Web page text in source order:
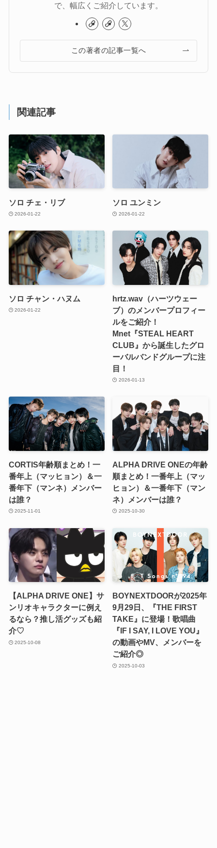
で、幅広くご紹介しています。
この著者の記事一覧へ
関連記事
ソロ チェ・リブ
2026-01-22
ソロ ユンミン
2026-01-22
ソロ チャン・ハヌム
2026-01-22
hrtz.wav（ハーツウェー
ブ）のメンバープロフィー
ルをご紹介！
Mnet『STEAL HEART
CLUB』から誕生したグロ
ーバルバンドグループに注
目！
2026-01-13
CORTIS年齢順まとめ！一
番年上（マッヒョン）＆一
番年下（マンネ）メンバー
は誰？
2025-11-01
ALPHA DRIVE ONEの年齢
順まとめ！一番年上（マッ
ヒョン）＆一番年下（マン
ネ）メンバーは誰？
2025-10-30
【ALPHA DRIVE ONE】サ
ンリオキャラクターに例え
るなら？推し活グッズも紹
介♡
2025-10-08
BOYNEXTDOORが2025年
9月29日、『THE FIRST
TAKE』に登場！歌唱曲
『IF I SAY, I LOVE YOU』
の動画やMV、メンバーを
ご紹介◎
2025-10-03